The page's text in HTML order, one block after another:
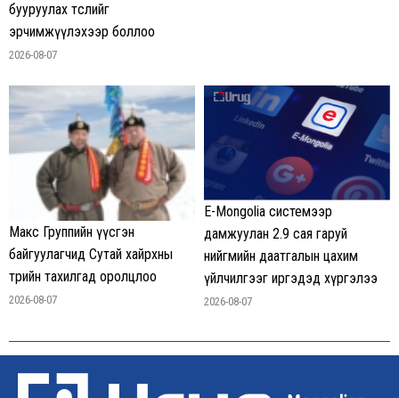
бууруулах төслийг
эрчимжүүлэхээр боллоо
2026-08-07
Макс Группийн үүсгэн
байгуулагчид Сутай хайрхны
төрийн тахилгад оролцлоо
2026-08-07
E-Mongolia системээр
дамжуулан 2.9 сая гаруй
нийгмийн даатгалын цахим
үйлчилгээг иргэдэд хүргэлээ
2026-08-07